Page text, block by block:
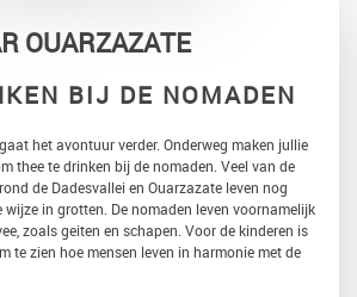
OUARZAZATE
BIJ DE NOMADEN
het avontuur verder. Onderweg maken jullie
thee te drinken bij de nomaden. Veel van de
de Dadesvallei en Ouarzazate leven nog
in grotten. De nomaden leven voornamelijk
zoals geiten en schapen. Voor de kinderen is
te zien hoe mensen leven in harmonie met de